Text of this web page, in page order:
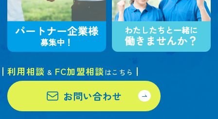
利用相談 & FC加盟相談はこちら
お問い合わせ